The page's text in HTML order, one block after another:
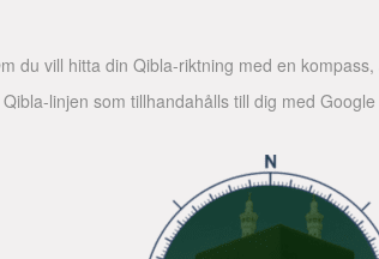
du vill hitta din Qibla-riktning med en
linjen som tillhandahålls till dig med